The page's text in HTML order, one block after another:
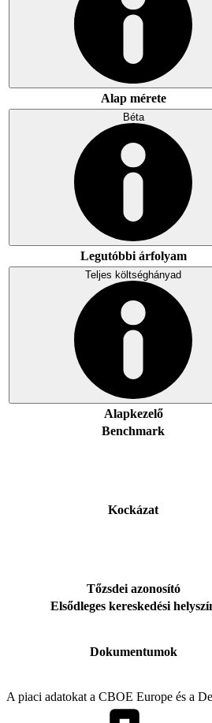
Alap mérete
Béta
Legutóbbi árfolyam
Teljes költséghányad
Alapkezelő
Benchmark
Kockázat
Tőzsdei azonosító
Elsődleges kereskedési
Dokumentumok
A piaci adatokat a CBOE Europe és a